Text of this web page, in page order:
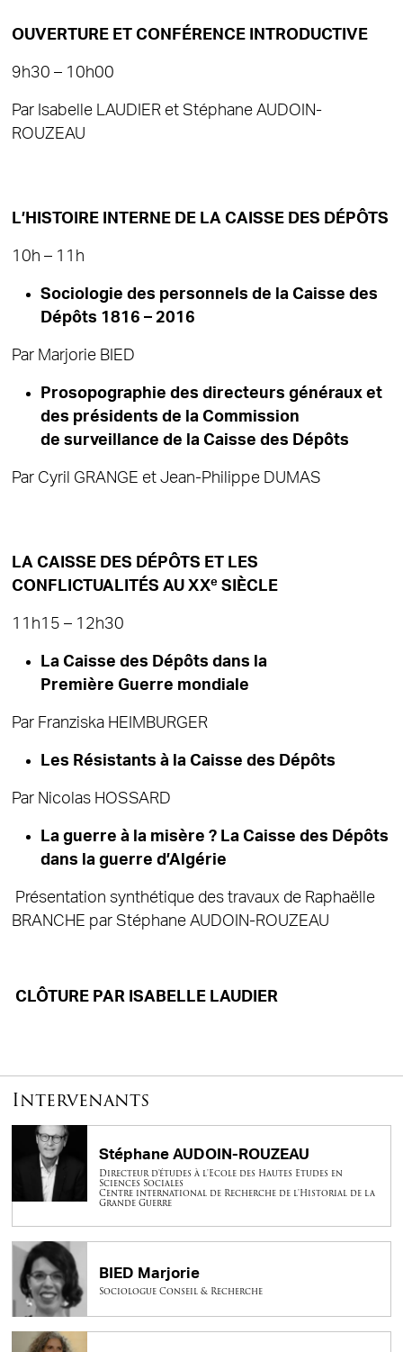
OUVERTURE ET CONFÉRENCE INTRODUCTIVE
9h30 – 10h00
Par Isabelle LAUDIER et Stéphane AUDOIN-
ROUZEAU
L’HISTOIRE INTERNE DE LA CAISSE DES DÉPÔTS
10h – 11h
Sociologie des personnels de la Caisse des
Dépôts 1816 – 2016
Par Marjorie BIED
Prosopographie des directeurs généraux et
des présidents de la Commission
de surveillance de la Caisse des Dépôts
Par Cyril GRANGE et Jean-Philippe DUMAS
LA CAISSE DES DÉPÔTS ET LES
CONFLICTUALITÉS AU XXe SIÈCLE
11h15 – 12h30
La Caisse des Dépôts dans la
Première Guerre mondiale
Par Franziska HEIMBURGER
Les Résistants à la Caisse des Dépôts
Par Nicolas HOSSARD
La guerre à la misère ? La Caisse des Dépôts
dans la guerre d’Algérie
Présentation synthétique des travaux de Raphaëlle
BRANCHE par Stéphane AUDOIN-ROUZEAU
CLÔTURE PAR ISABELLE LAUDIER
Intervenants
Stéphane AUDOIN-ROUZEAU
Directeur d'études à l'Ecole des Hautes Etudes en
Sciences Sociales
Centre international de Recherche de l'Historial de la
Grande Guerre
BIED Marjorie
Sociologue Conseil & Recherche